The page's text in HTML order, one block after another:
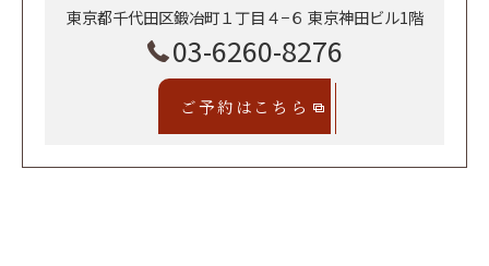
東京都千代田区鍛冶町１丁目４−６ 東京神田ビル1階
03-6260-8276
ご予約はこちら